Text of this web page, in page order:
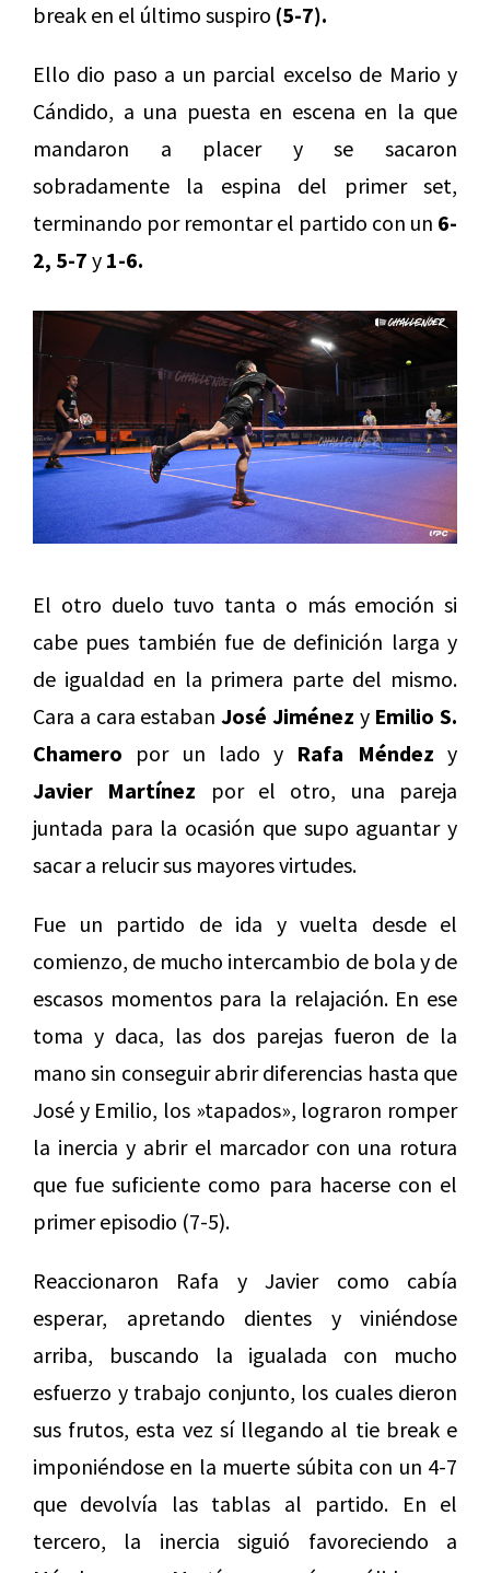
break en el último suspiro (5-7).
Ello dio paso a un parcial excelso de Mario y
Cándido, a una puesta en escena en la que
mandaron a placer y se sacaron
sobradamente la espina del primer set,
terminando por remontar el partido con un 6-
2, 5-7 y 1-6.
El otro duelo tuvo tanta o más emoción si
cabe pues también fue de definición larga y
de igualdad en la primera parte del mismo.
Cara a cara estaban José Jiménez y Emilio S.
Chamero por un lado y Rafa Méndez y
Javier Martínez por el otro, una pareja
juntada para la ocasión que supo aguantar y
sacar a relucir sus mayores virtudes.
Fue un partido de ida y vuelta desde el
comienzo, de mucho intercambio de bola y de
escasos momentos para la relajación. En ese
toma y daca, las dos parejas fueron de la
mano sin conseguir abrir diferencias hasta que
José y Emilio, los »tapados», lograron romper
la inercia y abrir el marcador con una rotura
que fue suficiente como para hacerse con el
primer episodio (7-5).
Reaccionaron Rafa y Javier como cabía
esperar, apretando dientes y viniéndose
arriba, buscando la igualada con mucho
esfuerzo y trabajo conjunto, los cuales dieron
sus frutos, esta vez sí llegando al tie break e
imponiéndose en la muerte súbita con un 4-7
que devolvía las tablas al partido. En el
tercero, la inercia siguió favoreciendo a